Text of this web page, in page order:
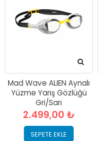
Mad Wave ALIEN Aynalı
Yüzme Yarış Gözlüğü
Gri/Sarı
2.499,00 ₺
SEPETE EKLE